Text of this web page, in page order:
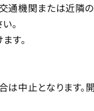
機関または近隣の
。
す。
中止となります。